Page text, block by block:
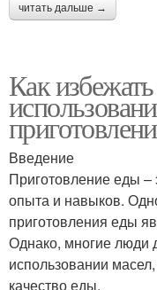
читать дальше →
Как
Введение
Приготовление еды –
опыта и навыков.
приготовления еды
Однако, многие люди
использовании
качество еды.